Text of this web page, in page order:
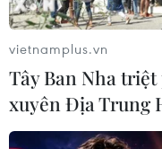
vietnamplus.vn
Tây Ban Nha
xuyên Địa Trung